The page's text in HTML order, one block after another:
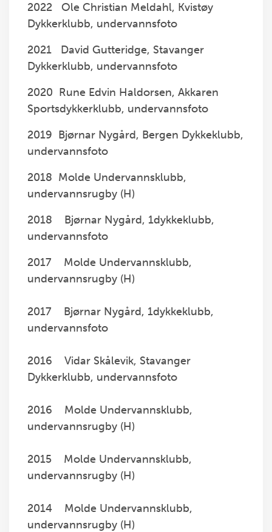
2022 Ole Christian Meldahl, Kvistøy
Dykkerklubb, undervannsfoto
2021 David Gutteridge, Stavanger
Dykkerklubb, undervannsfoto
2020 Rune Edvin Haldorsen, Akkaren
Sportsdykkerklubb, undervannsfoto
2019 Bjørnar Nygård, Bergen Dykkeklubb,
undervannsfoto
2018 Molde Undervannsklubb,
undervannsrugby (H)
2018 Bjørnar Nygård, 1dykkeklubb,
undervannsfoto
2017 Molde Undervannsklubb,
undervannsrugby (H)
2017 Bjørnar Nygård, 1dykkeklubb,
undervannsfoto
2016 Vidar Skålevik, Stavanger
Dykkerklubb, undervannsfoto
2016 Molde Undervannsklubb,
undervannsrugby (H)
2015 Molde Undervannsklubb,
undervannsrugby (H)
2014 Molde Undervannsklubb,
undervannsrugby (H)